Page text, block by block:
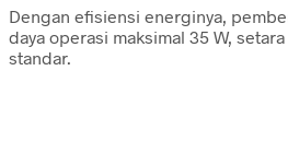
Dengan efisiensi energinya,
daya operasi maksimal 35 W,
standar.